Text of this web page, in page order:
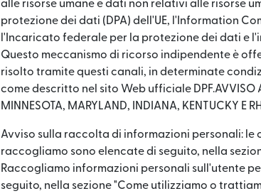
alle risorse umane e dati non relativi alle risorse
protezione dei dati (DPA) dell'UE, l'Information
l'Incaricato federale per la protezione dei dati e
Questo meccanismo di ricorso indipendente è
risolto tramite questi canali, in determinate
come descritto nel sito Web ufficiale DPF.AVVISO AI
MINNESOTA, MARYLAND, INDIANA, KENTUCKY E
Avviso sulla raccolta di informazioni personali:
raccogliamo sono elencate di seguito, nella
Raccogliamo informazioni personali sull'utente
seguito, nella sezione "Come utilizziamo o